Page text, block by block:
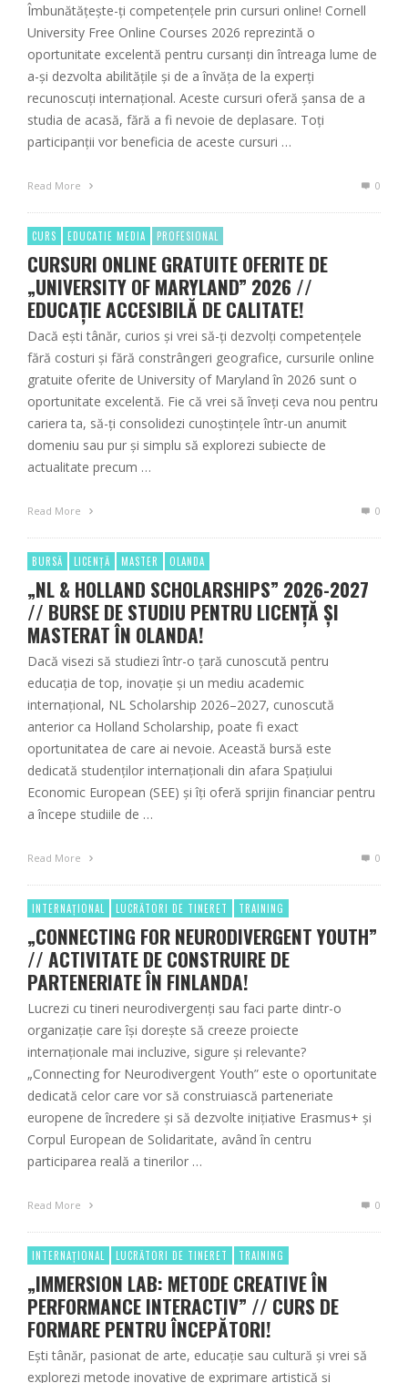
Îmbunătățește-ți competențele prin cursuri online! Cornell
University Free Online Courses 2026 reprezintă o
oportunitate excelentă pentru cursanți din întreaga lume de
a-și dezvolta abilitățile și de a învăța de la experți
recunoscuți internațional. Aceste cursuri oferă șansa de a
studia de acasă, fără a fi nevoie de deplasare. Toți
participanții vor beneficia de aceste cursuri …
Read More 0
CURS EDUCATIE MEDIA PROFESIONAL
CURSURI ONLINE GRATUITE OFERITE DE
„UNIVERSITY OF MARYLAND” 2026 //
EDUCAȚIE ACCESIBILĂ DE CALITATE!
Dacă ești tânăr, curios și vrei să-ți dezvolți competențele
fără costuri și fără constrângeri geografice, cursurile online
gratuite oferite de University of Maryland în 2026 sunt o
oportunitate excelentă. Fie că vrei să înveți ceva nou pentru
cariera ta, să-ți consolidezi cunoștințele într-un anumit
domeniu sau pur și simplu să explorezi subiecte de
actualitate precum …
Read More 0
BURSĂ LICENȚĂ MASTER OLANDA
„NL & HOLLAND SCHOLARSHIPS” 2026-2027
// BURSE DE STUDIU PENTRU LICENȚĂ ȘI
MASTERAT ÎN OLANDA!
Dacă visezi să studiezi într-o țară cunoscută pentru
educația de top, inovație și un mediu academic
internațional, NL Scholarship 2026–2027, cunoscută
anterior ca Holland Scholarship, poate fi exact
oportunitatea de care ai nevoie. Această bursă este
dedicată studenților internaționali din afara Spațiului
Economic European (SEE) și îți oferă sprijin financiar pentru
a începe studiile de …
Read More 0
INTERNAȚIONAL LUCRĂTORI DE TINERET TRAINING
„CONNECTING FOR NEURODIVERGENT YOUTH”
// ACTIVITATE DE CONSTRUIRE DE
PARTENERIATE ÎN FINLANDA!
Lucrezi cu tineri neurodivergenți sau faci parte dintr-o
organizație care își dorește să creeze proiecte
internaționale mai incluzive, sigure și relevante?
„Connecting for Neurodivergent Youth” este o oportunitate
dedicată celor care vor să construiască parteneriate
europene de încredere și să dezvolte inițiative Erasmus+ și
Corpul European de Solidaritate, având în centru
participarea reală a tinerilor …
Read More 0
INTERNAȚIONAL LUCRĂTORI DE TINERET TRAINING
„IMMERSION LAB: METODE CREATIVE ÎN
PERFORMANCE INTERACTIV” // CURS DE
FORMARE PENTRU ÎNCEPĂTORI!
Ești tânăr, pasionat de arte, educație sau cultură și vrei să
explorezi metode inovative de exprimare artistică și